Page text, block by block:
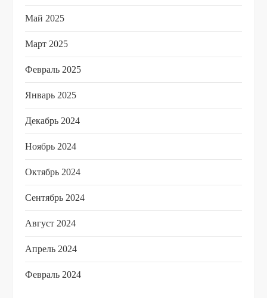
Май 2025
Март 2025
Февраль 2025
Январь 2025
Декабрь 2024
Ноябрь 2024
Октябрь 2024
Сентябрь 2024
Август 2024
Апрель 2024
Февраль 2024